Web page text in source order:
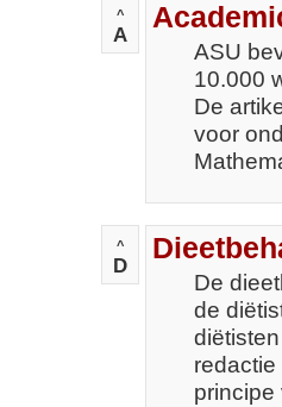
^
A
ASU
10.000
De
voor
^
D
De
de